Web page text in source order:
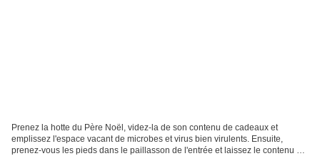
Prenez la hotte du Père Noël, videz-la de son contenu de cadeaux et
emplissez l'espace vacant de microbes et virus bien virulents. Ensuite,
prenez-vous les pieds dans le paillasson de l'entrée et laissez le contenu de